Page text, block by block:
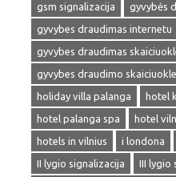
gsm signalizacija
gyvybės
gyvybes draudimas internetu
gyvybes draudimas
gyvybes draudimo skaiciuokle
holiday villa palanga
hotel
hotel palanga spa
hotel
hotels in vilnius
i londona
II lygio signalizacija
III lygio